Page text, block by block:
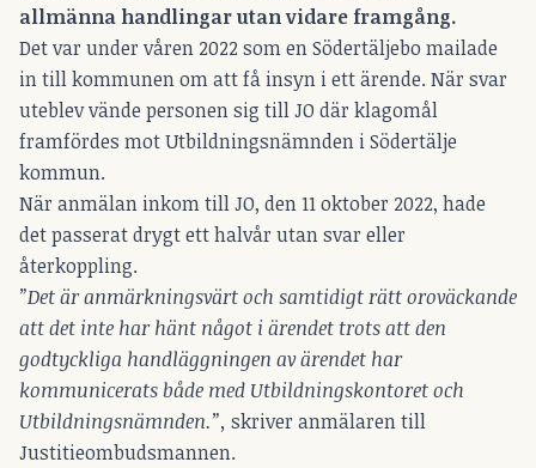
allmänna handlingar utan vidare framgång.
Det var under våren 2022 som en Södertäljebo mailade
in till kommunen om att få insyn i ett ärende. När svar
uteblev vände personen sig till JO där klagomål
framfördes mot Utbildningsnämnden i Södertälje
kommun.
När anmälan inkom till JO, den 11 oktober 2022, hade
det passerat drygt ett halvår utan svar eller
återkoppling.
”Det är anmärkningsvärt och samtidigt rätt oroväckande
att det inte har hänt något i ärendet trots att den
godtyckliga handläggningen av ärendet har
kommunicerats både med Utbildningskontoret och
Utbildningsnämnden.”, skriver anmälaren till
Justitieombudsmannen.